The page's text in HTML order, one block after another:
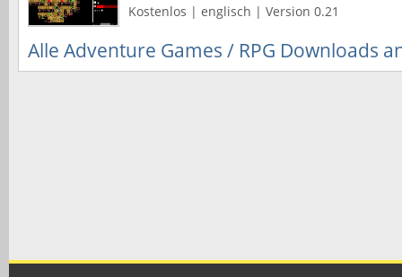
Kostenlos | englisch | Version 0.21
Alle Adventure Games / RPG Downloads